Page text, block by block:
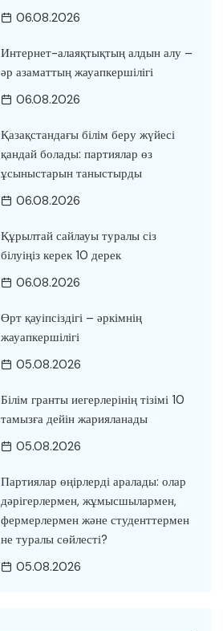
06.08.2026
Интернет-алаяқтықтың алдын алу –
әр азаматтың жауапкершілігі
06.08.2026
Қазақстандағы білім беру жүйесі
қандай болады: партиялар өз
ұсыныстарын таныстырды
06.08.2026
Құрылтай сайлауы туралы сіз
білуіңіз керек 10 дерек
06.08.2026
Өрт қауіпсіздігі – әркімнің
жауапкершілігі
05.08.2026
Білім гранты иегерлерінің тізімі 10
тамызға дейін жарияланады
05.08.2026
Партиялар өңірлерді аралады: олар
дәрігерлермен, жұмысшылармен,
фермерлермен және студенттермен
не туралы сөйлесті?
05.08.2026